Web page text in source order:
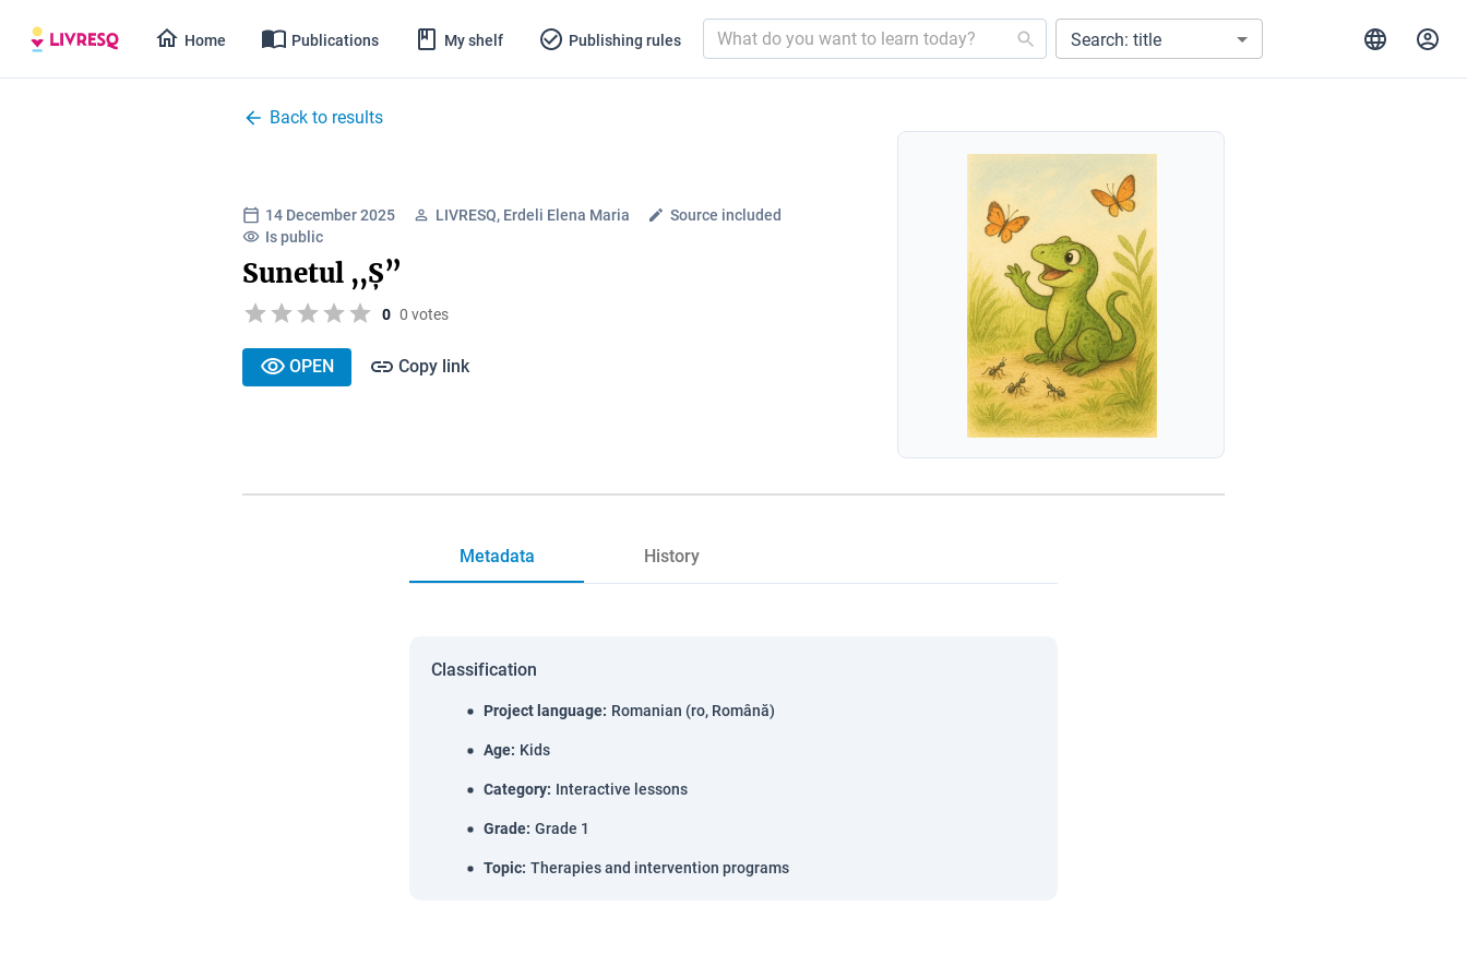
Home Publications My shelf Publishing rules Search: title
Back to results
14 December 2025 LIVRESQ, Erdeli Elena Maria
Source included
Is public
Sunetul ,,Ș”
0 0 votes
OPEN Copy link
Metadata History
Classification
Project language: Romanian (ro, Română)
Age: Kids
Category: Interactive lessons
Grade: Grade 1
Topic: Therapies and intervention programs